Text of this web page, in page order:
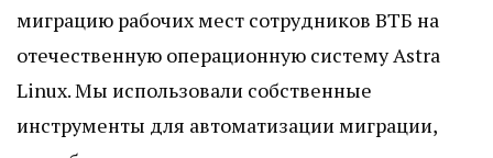
миграцию рабочих мест сотрудников ВТБ на
отечественную операционную систему Astra
Linux. Мы использовали собственные
инструменты для автоматизации миграции,